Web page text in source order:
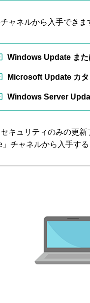
ャネルから入手できま
Windows Update ま
Microsoft Update カ
Windows Server
キュリティのみの更
」チャネルから入手する